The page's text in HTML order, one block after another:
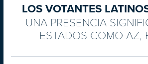
LOS VOTANTES
UNA PRESENCIA
ESTADOS COMO AZ,